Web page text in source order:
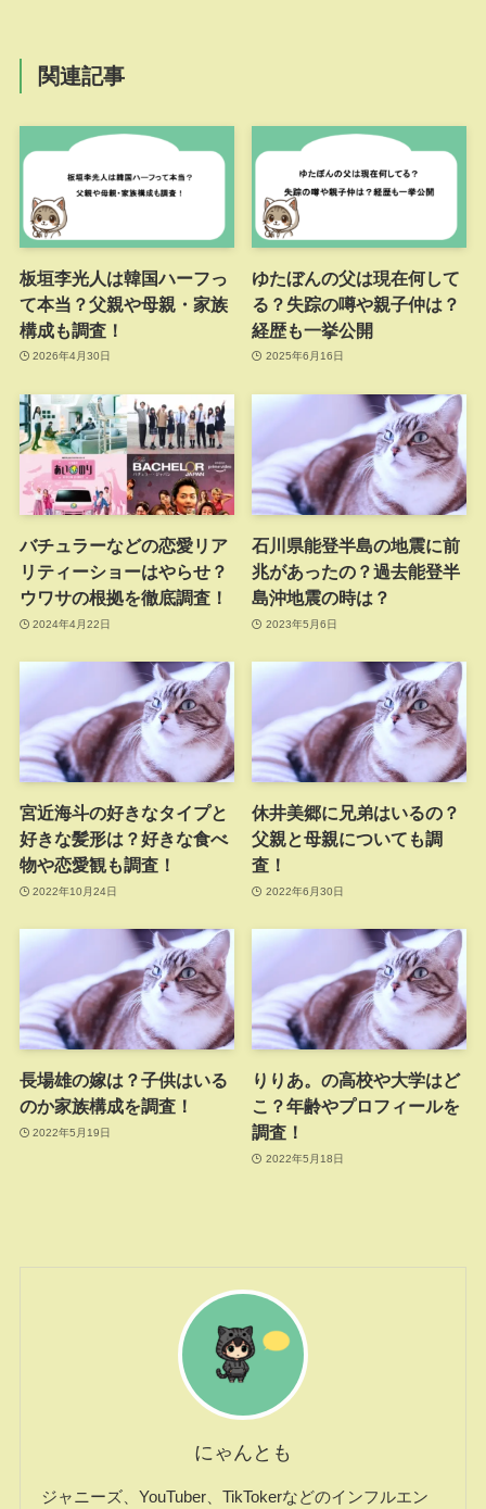
関連記事
板垣李光人は韓国ハーフっ
て本当？父親や母親・家族
構成も調査！
2026年4月30日
ゆたぼんの父は現在何して
る？失踪の噂や親子仲は？
経歴も一挙公開
2025年6月16日
バチュラーなどの恋愛リア
リティーショーはやらせ？
ウワサの根拠を徹底調査！
2024年4月22日
石川県能登半島の地震に前
兆があったの？過去能登半
島沖地震の時は？
2023年5月6日
宮近海斗の好きなタイプと
好きな髪形は？好きな食べ
物や恋愛観も調査！
2022年10月24日
休井美郷に兄弟はいるの？
父親と母親についても調
査！
2022年6月30日
長場雄の嫁は？子供はいる
のか家族構成を調査！
2022年5月19日
りりあ。の高校や大学はど
こ？年齢やプロフィールを
調査！
2022年5月18日
にゃんとも
ジャニーズ、YouTuber、TikTokerなどのインフルエン